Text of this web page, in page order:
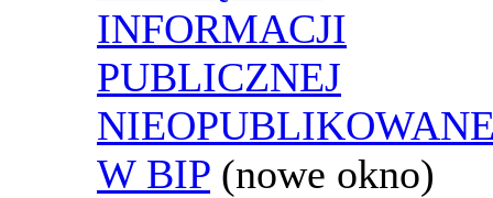
INFORMACJI
PUBLICZNEJ
W BIP (nowe okno)